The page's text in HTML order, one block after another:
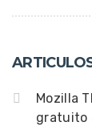
Mozilla
gratuito